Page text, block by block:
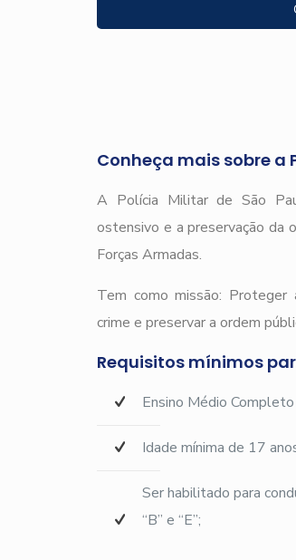
Conheça mais sobre a
A Polícia Militar de São
ostensivo e a preservação da
Forças Armadas.
Tem como missão: Proteger
crime e preservar a ordem
Requisitos mínimos
Ensino Médio Completo
Idade mínima de 17
Ser habilitado para
“B” e “E”;